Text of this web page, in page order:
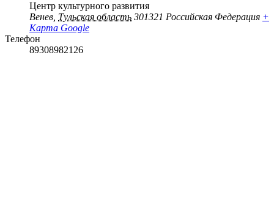
Центр культурного развития
Венев Тульская область 301321 Российская Федерация +
Карта Google
Телефон
89308982126